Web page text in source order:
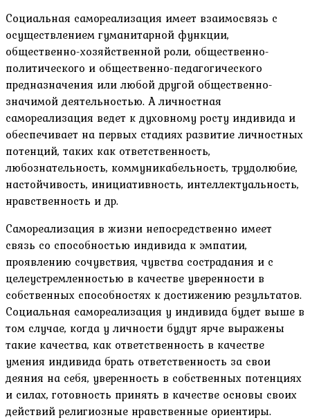
Социальная самореализация имеет взаимосвязь с
осуществлением гуманитарной функции,
общественно-хозяйственной роли, общественно-
политического и общественно-педагогического
предназначения или любой другой общественно-
значимой деятельностью. А личностная
самореализация ведет к духовному росту индивида и
обеспечивает на первых стадиях развитие личностных
потенций, таких как ответственность,
любознательность, коммуникабельность, трудолюбие,
настойчивость, инициативность, интеллектуальность,
нравственность и др.
Самореализация в жизни непосредственно имеет
связь со способностью индивида к эмпатии,
проявлению сочувствия, чувства сострадания и с
целеустремленностью в качестве уверенности в
собственных способностях к достижению результатов.
Социальная самореализация у индивида будет выше в
том случае, когда у личности будут ярче выражены
такие качества, как ответственность в качестве
умения индивида брать ответственность за свои
деяния на себя, уверенность в собственных потенциях
и силах, готовность принять в качестве основы своих
действий религиозные нравственные ориентиры.